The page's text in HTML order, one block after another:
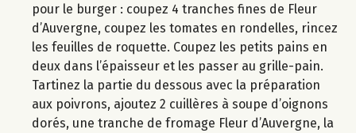
pour le burger : coupez 4 tranches fines de Fleur
d’Auvergne, coupez les tomates en rondelles, rincez
les feuilles de roquette. Coupez les petits pains en
deux dans l’épaisseur et les passer au grille-pain.
Tartinez la partie du dessous avec la préparation
aux poivrons, ajoutez 2 cuillères à soupe d’oignons
dorés, une tranche de fromage Fleur d’Auvergne, la